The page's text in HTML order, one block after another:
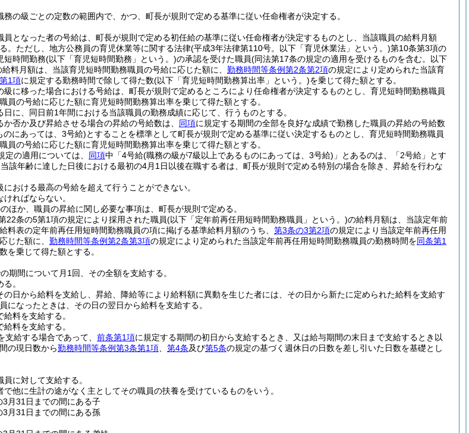
務の級ごとの定数の範囲内で、かつ、町長が規則で定める基準に従い任命権者が決定する。
員となった者の号給は、町長が規則で定める初任給の基準に従い任命権者が決定するものとし、当該職員の給料月額
。 ただし、地方公務員の育児休業等に関する法律(平成3年法律第110号。以下「育児休業法」という。)第10条第3項の
短時間勤務(以下「育児短時間勤務」という。)の承認を受けた職員(同法第17条の規定の適用を受けるものを含む。以下
給料月額は、当該育児短時間勤務職員の号給に応じた額に、 勤務時間等条例第2条第2項の規定により定められた当該育
1項に規定する勤務時間で除して得た数(以下「育児短時間勤務算出率」という。)を乗じて得た額とする。
に移った場合における号給は、町長が規則で定めるところにより任命権者が決定するものとし、育児短時間勤務職員
員の号給に応じた額に育児短時間勤務算出率を乗じて得た額とする。
に、同日前1年間における当該職員の勤務成績に応じて、行うものとする。
否か及び昇給させる場合の昇給の号給数は、 同項に規定する期間の全部を良好な成績で勤務した職員の昇給の号給数
にあっては、3号給)とすることを標準として町長が規則で定める基準に従い決定するものとし、育児短時間勤務職員
員の号給に応じた額に育児短時間勤務算出率を乗じて得た額とする。
定の適用については、 同項中「4号給(職務の級が7級以上であるものにあっては、3号給) 」とあるのは、「2号給」とす
該年齢に達した日後における最初の4月1日以後在職する者は、町長が規則で定める特別の場合を除き、昇給を行わな
おける最高の号給を超えて行うことができない。
ればならない。
ほか、職員の昇給に関し必要な事項は、町長が規則で定める。
22条の5第1項の規定により採用された職員(以下「定年前再任用短時間勤務職員」という。)の給料月額は、当該定年前
料表の定年前再任用短時間勤務職員の項に掲げる基準給料月額のうち、 第3条の3第2項の規定により当該定年前再任用
じた額に、 勤務時間等条例第2条第3項の規定により定められた当該定年前再任用短時間勤務職員の勤務時間を同条第1
を乗じて得た額とする。
期間について月1回、その全額を支給する。
。
の日から給料を支給し、昇給、降給等により給料額に異動を生じた者には、その日から新たに定められた給料を支給す
になったときは、その日の翌日から給料を支給する。
料を支給する。
料を支給する。
支給する場合であって、 前条第1項に規定する期間の初日から支給するとき、又は給与期間の末日まで支給するとき以
の現日数から勤務時間等条例第3条第1項 第4条及び第5条の規定の基づく週休日の日数を差し引いた日数を基礎とし
に対して支給する。
他に生計の途がなく主としてその職員の扶養を受けているものをいう。
月31日までの間にある子
月31日までの間にある孫